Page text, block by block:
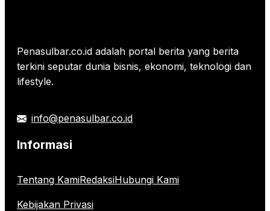
Penasulbar.co.id adalah portal berita yang berita
terkini seputar dunia bisnis, ekonomi, teknologi dan
lifestyle.
info@penasulbar.co.id
Informasi
Tentang KamiRedaksiHubungi Kami
Kebijakan Privasi